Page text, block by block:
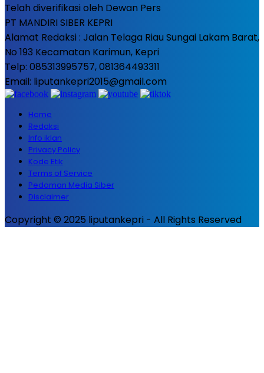
Telah diverifikasi oleh Dewan Pers
PT MANDIRI SIBER KEPRI
Alamat Redaksi : Jalan Telaga Riau Sungai Lakam Barat,
No 193 Kecamatan Karimun, Kepri
Telp: 085313995757, 081364493311
Email: liputankepri2015@gmail.com
Home
Redaksi
Info iklan
Privacy Policy
Kode Etik
Terms of Service
Pedoman Media Siber
Disclaimer
Copyright © 2025 liputankepri - All Rights Reserved